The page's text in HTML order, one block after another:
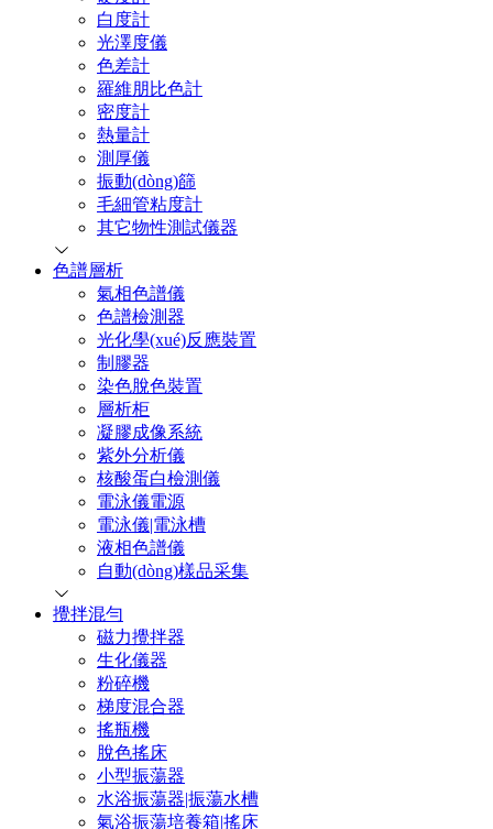
白度計
光澤度儀
色差計
羅維朋比色計
密度計
熱量計
測厚儀
振動(dòng)篩
毛細管粘度計
其它物性測試儀器
色譜層析
氣相色譜儀
色譜檢測器
光化學(xué)反應裝置
制膠器
染色脫色裝置
層析柜
凝膠成像系統
紫外分析儀
核酸蛋白檢測儀
電泳儀電源
電泳儀|電泳槽
液相色譜儀
自動(dòng)樣品采集
攪拌混勻
磁力攪拌器
生化儀器
粉碎機
梯度混合器
搖瓶機
脫色搖床
小型振蕩器
水浴振蕩器|振蕩水槽
氣浴振蕩培養箱|搖床